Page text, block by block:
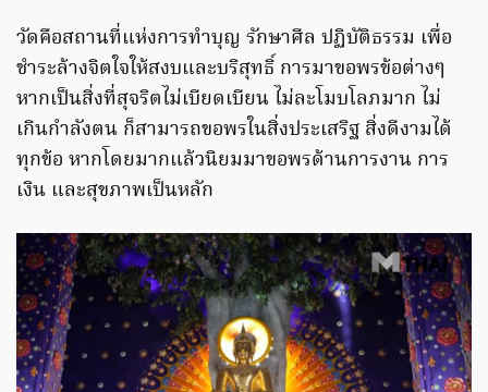
วัดคือสถานที่แห่งการทำบุญ รักษาศีล ปฏิบัติธรรม เพื่อ
ชำระล้างจิตใจให้สงบและบริสุทธิ์ การมาขอพรข้อต่างๆ
หากเป็นสิ่งที่สุจริตไม่เบียดเบียน ไม่ละโมบโลภมาก ไม่
เกินกำลังตน ก็สามารถขอพรในสิ่งประเสริฐ สิ่งดีงามได้
ทุกข้อ หากโดยมากแล้วนิยมมาขอพรด้านการงาน การ
เงิน และสุขภาพเป็นหลัก